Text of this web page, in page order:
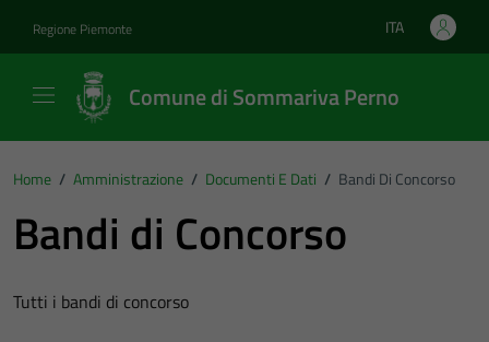
Regione Piemonte Lingua attiva:
ITA
Comune di Sommariva Perno
Home / Amministrazione / Documenti E Dati / Bandi Di Concorso
Bandi di Concorso
Tutti i bandi di concorso